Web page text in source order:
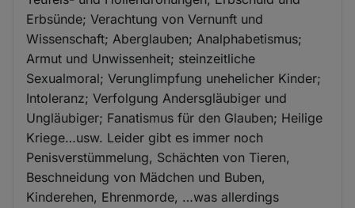
Erbsünde; Verachtung von Vernunft und
Wissenschaft; Aberglauben; Analphabetismus;
Armut und Unwissenheit; steinzeitliche
Sexualmoral; Verunglimpfung unehelicher Kinder;
Intoleranz; Verfolgung Andersgläubiger und
Ungläubiger; Fanatismus für den Glauben; Heilige
Kriege…usw. Leider gibt es immer noch
Penisverstümmelung, Schächten von Tieren,
Beschneidung von Mädchen und Buben,
Kinderehen, Ehrenmorde, …was allerdings